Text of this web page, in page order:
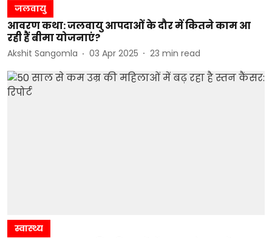
जलवायु
आवरण कथा: जलवायु आपदाओं के दौर में कितने काम आ
रही हैं बीमा योजनाएं?
Akshit Sangomla 03 Apr 2025 23 min read
स्वास्थ्य